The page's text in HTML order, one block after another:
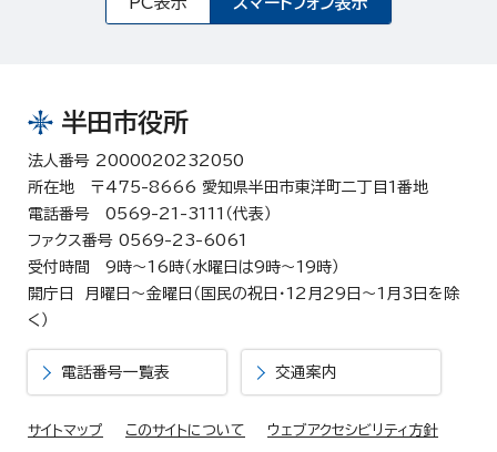
半田市役所
法人番号 2000020232050
所在地 〒475-8666 愛知県半田市東洋町二丁目1番地
電話番号 0569-21-3111（代表）
ファクス番号 0569-23-6061
受付時間 9時～16時（水曜日は9時～19時）
開庁日 月曜日～金曜日（国民の祝日・12月29日～1月3日を除
く）
電話番号一覧表 交通案内
サイトマップ このサイトについて ウェブアクセシビリティ方針